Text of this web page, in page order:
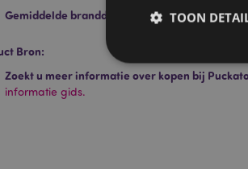
Gemiddelde brandduur: 6 uur
Bron:
Zoekt u meer informatie over kopen bij
informatie gids.
TOON
Strikt
Zonder strikt